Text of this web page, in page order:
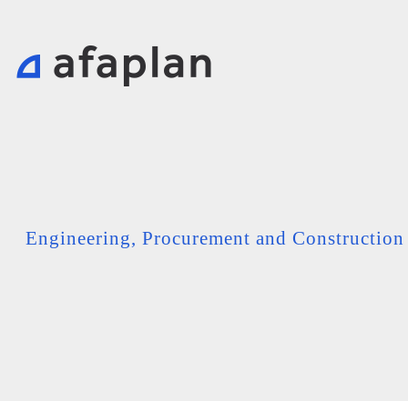
Engineering, Procurement and Construction